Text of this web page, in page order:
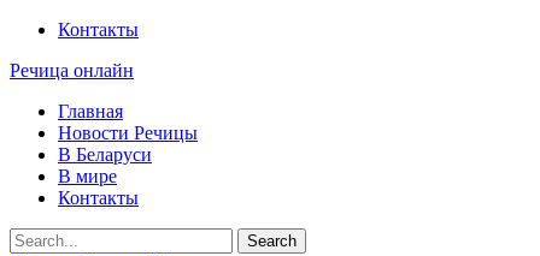
Контакты
Речица онлайн
Главная
Новости Речицы
В Беларуси
В мире
Контакты